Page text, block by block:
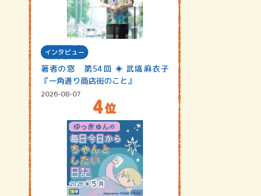
インタビュー
著者の窓 第54回 ◈ 武塙麻衣子
『一角通り商店街のこと』
2026-08-07